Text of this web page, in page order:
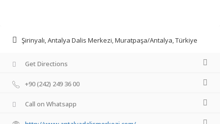
Şirinyalı, Antalya Dalis Merkezi, Muratpaşa/Antalya, Türkiye
Get Directions
+90 (242) 249 36 00
Call on Whatsapp